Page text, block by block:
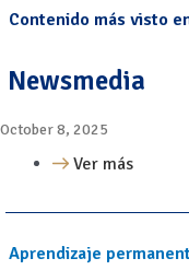
Contenido más visto
Newsmedia
October 8, 2025
Ver más
Aprendizaje